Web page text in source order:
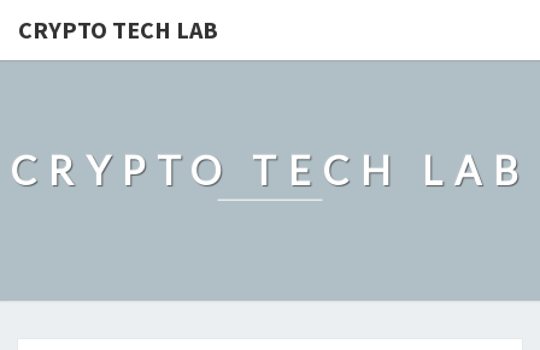
CRYPTO TECH LAB
CRYPTO TECH LAB